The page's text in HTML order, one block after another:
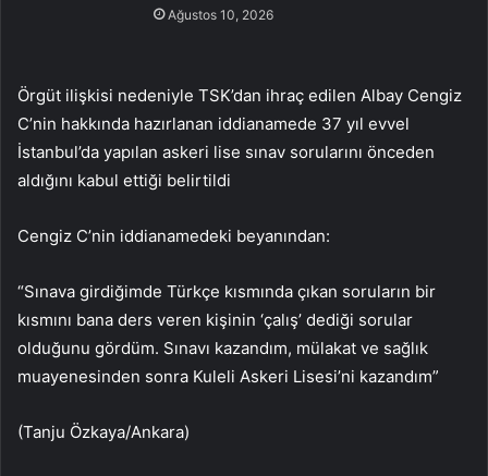
Ağustos 10, 2026
Örgüt ilişkisi nedeniyle TSK’dan ihraç edilen Albay Cengiz
C’nin hakkında hazırlanan iddianamede 37 yıl evvel
İstanbul’da yapılan askeri lise sınav sorularını önceden
aldığını kabul ettiği belirtildi
Cengiz C’nin iddianamedeki beyanından:
“Sınava girdiğimde Türkçe kısmında çıkan soruların bir
kısmını bana ders veren kişinin ‘çalış’ dediği sorular
olduğunu gördüm. Sınavı kazandım, mülakat ve sağlık
muayenesinden sonra Kuleli Askeri Lisesi’ni kazandım”
(Tanju Özkaya/Ankara)